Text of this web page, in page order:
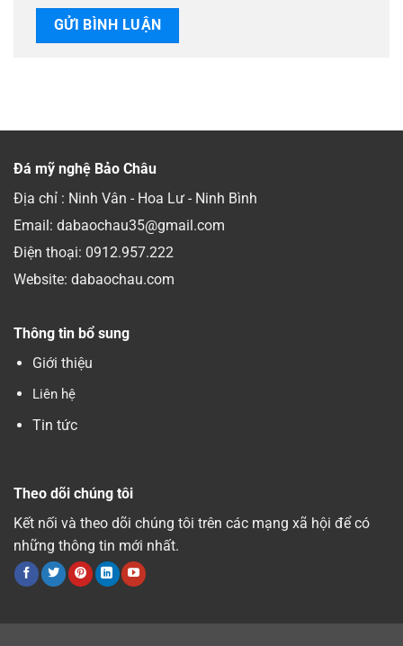
Đá mỹ nghệ Bảo Châu
Địa chỉ : Ninh Vân - Hoa Lư - Ninh Bình
Email: dabaochau35@gmail.com
Điện thoại: 0912.957.222
Website: dabaochau.com
Thông tin bổ sung
Giới thiệu
Liên hệ
Tin tức
Theo dõi chúng tôi
Kết nối và theo dõi chúng tôi trên các mạng xã hội để có
những thông tin mới nhất.